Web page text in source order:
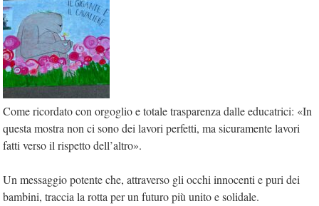
Come ricordato con orgoglio e totale trasparenza dalle educatrici: «In
questa mostra non ci sono dei lavori perfetti, ma sicuramente lavori
fatti verso il rispetto dell’altro».
Un messaggio potente che, attraverso gli occhi innocenti e puri dei
bambini, traccia la rotta per un futuro più unito e solidale.